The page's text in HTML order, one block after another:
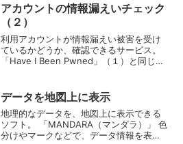
アカウントの情報漏えいチェック
（２）
利用アカウントが情報漏えい被害を受け
ているかどうか、確認できるサービス。
「Have I Been Pwned」（１）と同じ
起こしているところも。その結果、自分
のアカウン...
データを地図上に表示
地理的なデータを、地図上に表示できる
ソフト。 「MANDARA（マンダラ）」 色
分けやマークなどで、データ情報を表示